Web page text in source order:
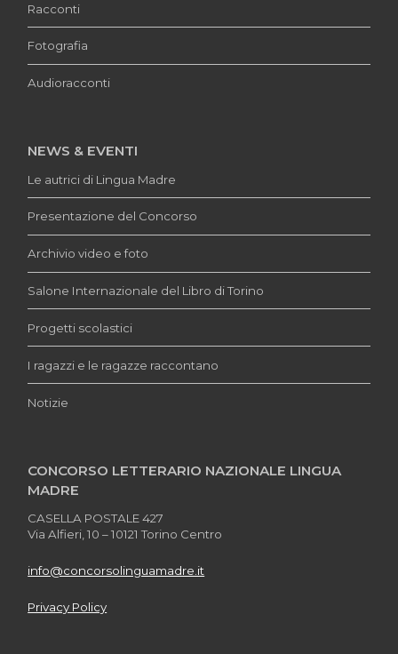
Racconti
Fotografia
Audioracconti
NEWS & EVENTI
Le autrici di Lingua Madre
Presentazione del Concorso
Archivio video e foto
Salone Internazionale del Libro di Torino
Progetti scolastici
I ragazzi e le ragazze raccontano
Notizie
CONCORSO LETTERARIO NAZIONALE LINGUA
MADRE
CASELLA POSTALE 427
Via Alfieri, 10 – 10121 Torino Centro
info@concorsolinguamadre.it
Privacy Policy